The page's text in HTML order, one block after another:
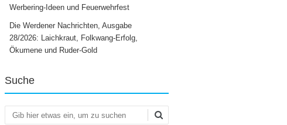
Werbering-Ideen und Feuerwehrfest
Die Werdener Nachrichten, Ausgabe
28/2026: Laichkraut, Folkwang-Erfolg,
Ökumene und Ruder-Gold
Suche
Suchen